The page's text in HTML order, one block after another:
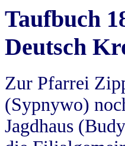
Taufbuch
Deutsch
Zur Pfarrei
(Sypnywo)
Jagdhaus